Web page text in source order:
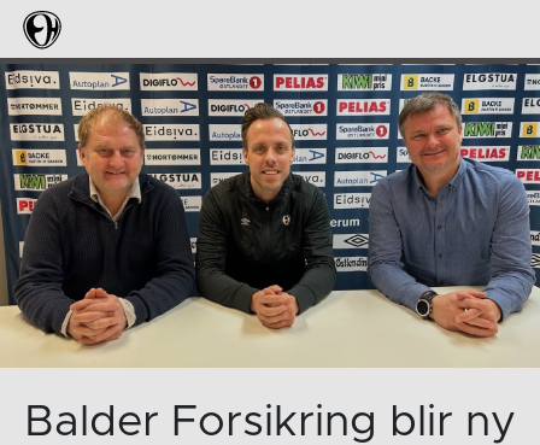
Balder Forsikring blir ny